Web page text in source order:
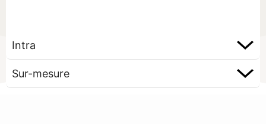
Intra
Sur-mesure